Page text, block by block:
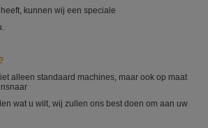
kunnen wij een speciale
alleen standaard machines, maar ook op maat
naar
wat u wilt, wij zullen ons best doen om aan uw